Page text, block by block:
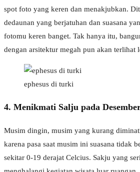
spot foto yang keren dan menakjubkan.
dedaunan yang berjatuhan dan suasana
fotomu keren banget. Tak hanya itu,
dengan arsitektur megah pun akan terlihat
ephesus di turki
4. Menikmati Salju pada
Musim dingin, musim yang kurang
karena pasa saat musim ini suasana tidak
sekitar 0-19 derajat Celcius. Sakju yang